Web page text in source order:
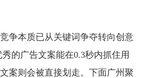
争本质已从关键词争夺转向创意
的广告文案能在0.3秒内抓住用
案则会被直接划走。下面广州聚